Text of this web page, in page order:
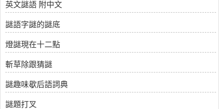
英文謎語 附中文
謎語字謎的謎底
燈謎現在十二點
斬草除跟猜謎
謎趣味歇后語詞典
謎題打叉